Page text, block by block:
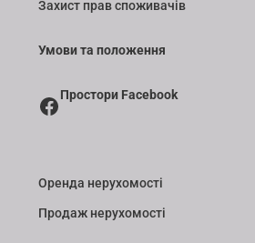
Захист прав споживачів
Умови та положення
Простори Facebook
Оренда нерухомості
Продаж нерухомості